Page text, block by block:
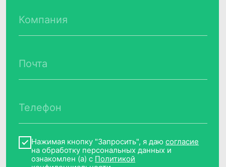
Контакты
Общество с ограниченной
(ООО «Клевер Дата»)
Основной код ОКВЭД,
вид деятельности в области ИТ
программного обеспечения, 1.01, 2.01
Адрес места нахождения
организации